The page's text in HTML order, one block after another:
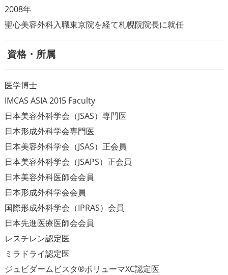
2008年
聖心美容外科入職東京院を経て札幌院院長に就任
資格・所属
医学博士
IMCAS ASIA 2015 Faculty
日本美容外科学会（JSAS）専門医
日本形成外科学会専門医
日本美容外科学会（JSAS）正会員
日本美容外科学会（JSAPS）正会員
日本美容外科医師会会員
日本形成外科学会会員
国際形成外科学会（IPRAS）会員
日本先進医療医師会会員
レスチレン認定医
ミラドライ認定医
ジュビダームビスタ®ボリューマXC認定医